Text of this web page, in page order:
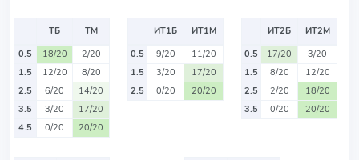
ТБ
ТМ
0.5
18/20
2/20
1.5
12/20
8/20
2.5
6/20
14/20
3.5
3/20
17/20
4.5
0/20 20/20
ИТ1Б
ИТ1М
0.5
9/20
11/20
1.5
3/20
17/20
2.5
0/20 20/20
ИТ2Б
ИТ2М
0.5
17/20
3/20
1.5
8/20
12/20
2.5
2/20
18/20
3.5
0/20 20/20